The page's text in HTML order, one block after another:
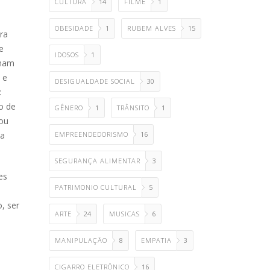
de
ser
OBESIDADE 1 RUBEM ALVES 15
IDOSOS 1
DESIGUALDADE SOCIAL 30
GÊNERO 1 TRÂNSITO 1
EMPREENDEDORISMO 16
SEGURANÇA ALIMENTAR 3
PATRIMONIO CULTURAL 5
ARTE 24 MUSICAS 6
MANIPULAÇÃO 8 EMPATIA 3
CIGARRO ELETRÔNICO 16